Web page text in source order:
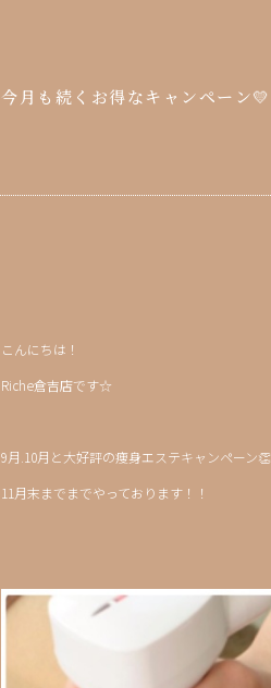
今月も続くお得なキャンペーン💛
こんにちは！
Riche倉吉店です☆
9月.10月と大好評の痩身エステキャンペーン👏
11月末までまでやっております！！